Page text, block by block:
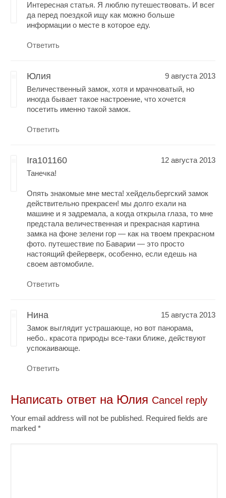
Интересная статья. Я люблю путешествовать. И всег
да перед поездкой ищу как можно больше
информации о месте в которое еду.
Ответить
Юлия
9 августа 2013
Величественный замок, хотя и мрачноватый, но
иногда бывает такое настроение, что хочется
посетить именно такой замок.
Ответить
Ira101160
12 августа 2013
Танечка!
Опять знакомые мне места! хейдельбергский замок
действительно прекрасен! мы долго ехали на
машине и я задремала, а когда открыла глаза, то мне
предстала величественная и прекрасная картина
замка на фоне зелени гор — как на твоем прекрасном
фото. путешествие по Баварии — это просто
настоящий фейерверк, особенно, если едешь на
своем автомобиле.
Ответить
Нина
15 августа 2013
Замок выглядит устрашающе, но вот панорама,
небо.. красота природы все-таки ближе, действуют
успокаивающе.
Ответить
Написать ответ на Юлия Cancel reply
Your email address will not be published. Required fields are
marked*